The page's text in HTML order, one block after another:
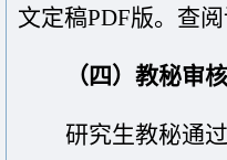
文定稿PDF版。查
（四）教秘审
研究生教秘通